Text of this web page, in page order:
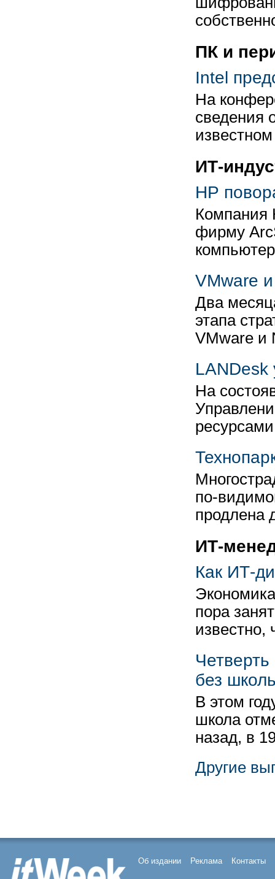
ПК и
Intel
На
сведения
ИТ-
HP
Компания
фирму
VMware
Два
этапа
VMware и
LANDesk
На
по-
продлена
ИТ-
Как ИТ-
пора
известно,
без
В этом
школа
назад, в
Другие
Об издании Реклама Контакты